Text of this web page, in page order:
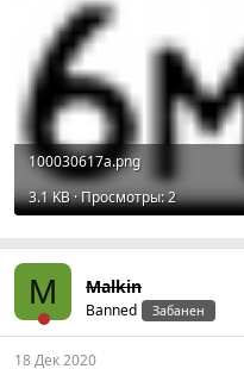
100030617a.png
3.1 KB · Просмотры: 2
M Malkin
Banned Забанен
18 Дек 2020